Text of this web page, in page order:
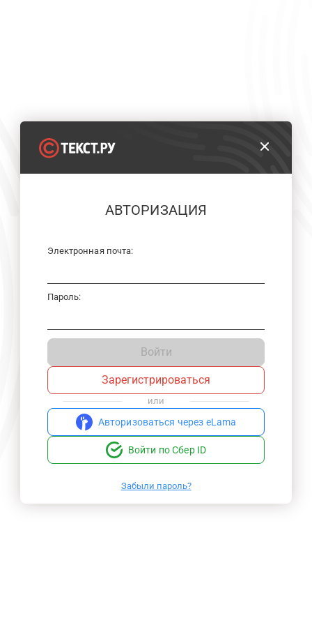
АВТОРИЗАЦИЯ
Электронная почта:
Пароль:
Войти
Зарегистрироваться
или
Авторизоваться через eLama
Войти по Сбер ID
Забыли пароль?